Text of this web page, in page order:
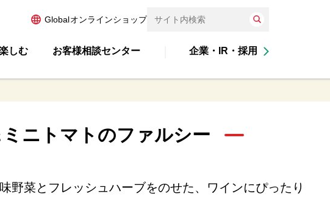
Globalオンラインショップ
しむ お客様相談センター 企業・IR・採用
ニトマトのファルシー
野菜とフレッシュハーブをのせた、ワインにぴったり